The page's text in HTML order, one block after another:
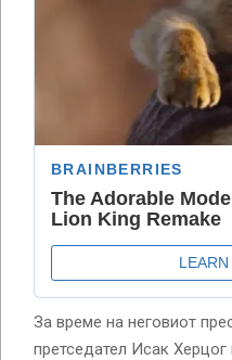
За време на неговиот
претседател Исак Херцог